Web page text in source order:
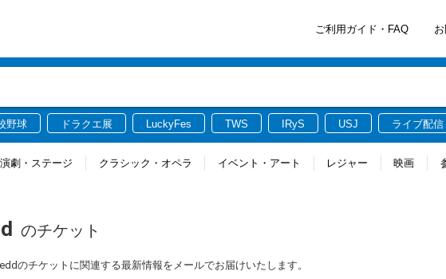
ご利用ガイド・FAQ
野球 ドラクエ展 LuckyFes TWS IRyS USJ ライブ配信
演劇・ステージ クラシック・オペラ イベント・アート レジャー 映画
のチケット
のチケットに関連する最新情報をメールでお届けいたします。